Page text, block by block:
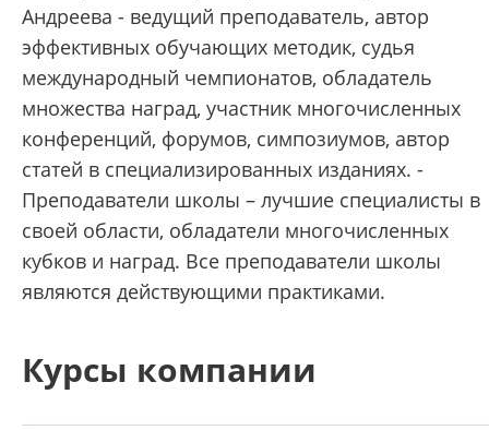
Андреева - ведущий преподаватель, автор
эффективных обучающих методик, судья
международный чемпионатов, обладатель
множества наград, участник многочисленных
конференций, форумов, симпозиумов, автор
статей в специализированных изданиях. -
Преподаватели школы – лучшие специалисты в
своей области, обладатели многочисленных
кубков и наград. Все преподаватели школы
являются действующими практиками.
Курсы компании